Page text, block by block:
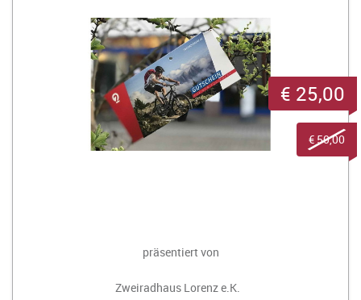
präsentiert von
Zweiradhaus Lorenz e.K.
€ 25,00
€ 50,00